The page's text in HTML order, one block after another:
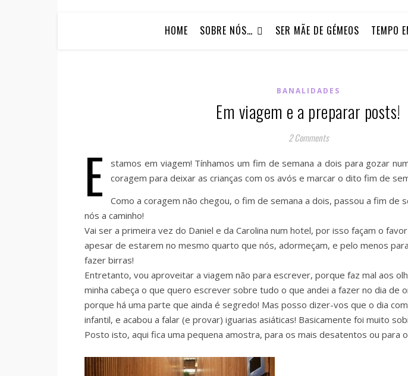
HOME SOBRE NÓS… SER MÃE DE GÉMEOS TEMPO
BANALIDADES
Em viagem e a preparar posts!
2 Comments
E
stamos em viagem! Tínhamos um fim de semana a dois para gozar
coragem para deixar as crianças com os avós e marcar o dito fim de
Como a coragem não chegou, o fim de semana a dois, passou a fim de
nós a caminho!
Vai ser a primeira vez do Daniel e da Carolina num hotel, por isso façam o
apesar de estarem no mesmo quarto que nós, adormeçam, e pelo menos
fazer birras!
Entretanto, vou aproveitar a viagem não para escrever, porque faz mal aos
minha cabeça o que quero escrever sobre tudo o que andei a fazer no dia de
porque há uma parte que ainda é segredo! Mas posso dizer-vos que o dia
infantil, e acabou a falar (e provar) iguarias asiáticas! Basicamente foi muito
Posto isto, aqui fica uma pequena amostra, para os mais desatentos ou para